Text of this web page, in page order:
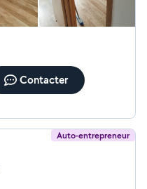
Contacter
Auto-entrepreneur